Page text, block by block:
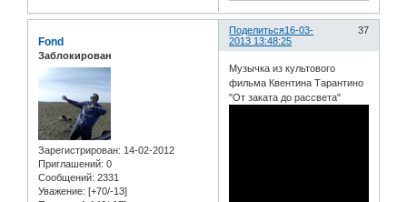
Поделиться 37
16-03-
2013 13:48:25
Fond
Заблокирован
Зарегистрирован: 14-02-2012
Приглашений: 0
Сообщений: 2331
Уважение: [+70/-13]
Музычка из культового
фильма Квентина Тарантино
"От заката до рассвета"